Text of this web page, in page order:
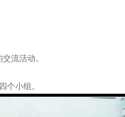
流活动。
个小组。